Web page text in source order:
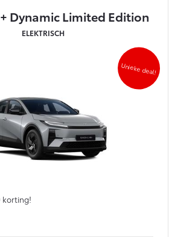
Dynamic Limited Edition
ELEKTRISCH
Unieke deal!
korting!